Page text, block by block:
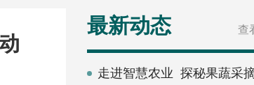
产品新场景 人才举荐
查
最新动态
走进智慧农业 探秘果蔬采